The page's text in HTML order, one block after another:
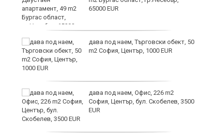
65000 EUR
дава под наем, Търговски обект, 50
m2 София, Център, 1000 EUR
дава под наем, Офис, 226 m2
София, Център, бул. Скобелев, 3500
EUR